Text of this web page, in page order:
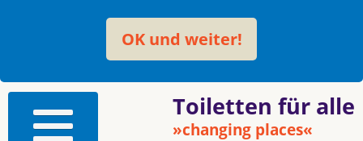
OK und weiter!
Toiletten für alle
»changing places«